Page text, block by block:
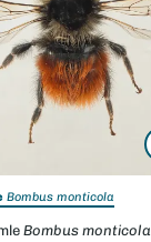
Bombus monticola
Bombus monticola